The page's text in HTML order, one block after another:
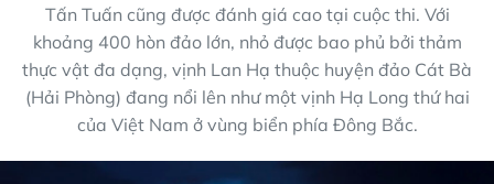
Tấn Tuấn cũng được đánh giá cao tại cuộc thi. Với
khoảng 400 hòn đảo lớn, nhỏ được bao phủ bởi thảm
thực vật đa dạng, vịnh Lan Hạ thuộc huyện đảo Cát Bà
(Hải Phòng) đang nổi lên như một vịnh Hạ Long thứ hai
của Việt Nam ở vùng biển phía Đông Bắc.